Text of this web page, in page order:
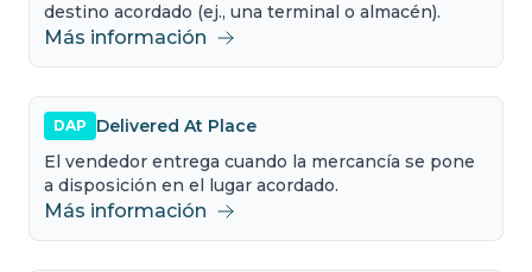
destino acordado (ej., una terminal o almacén).
Más información
DAP
Delivered At Place
El vendedor entrega cuando la mercancía se pone
a disposición en el lugar acordado.
Más información